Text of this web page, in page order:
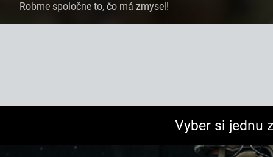
Robme spoločne to, čo má zmysel!
Vyber si jednu